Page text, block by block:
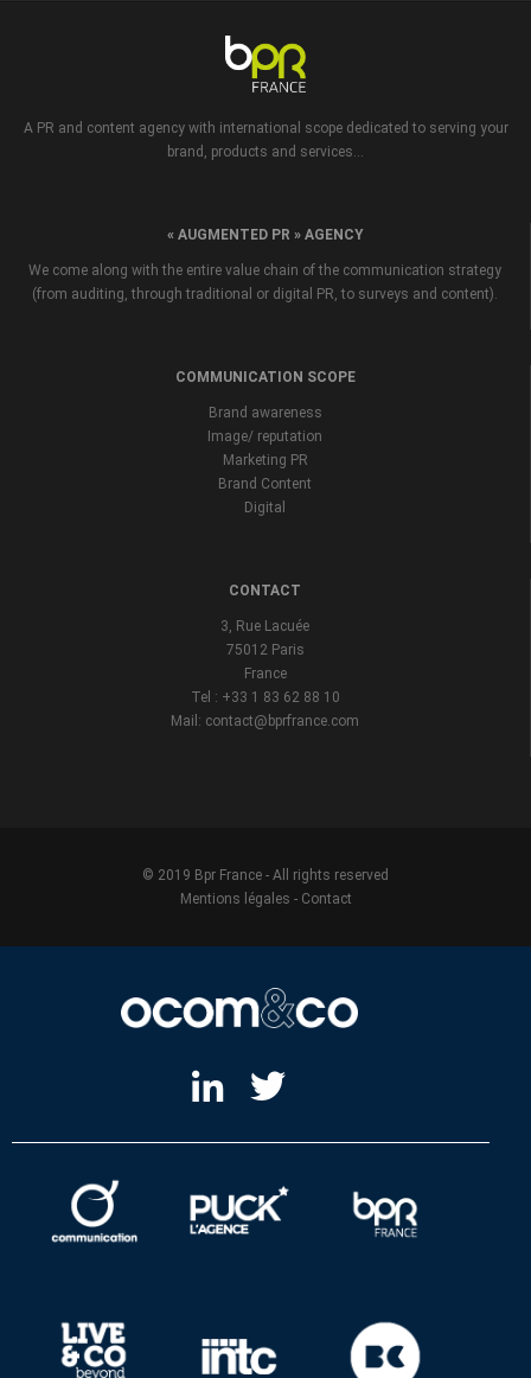
A PR and content agency with international scope dedicated to serving your
brand, products and services...
« AUGMENTED PR » AGENCY
We come along with the entire value chain of the communication strategy
(from auditing, through traditional or digital PR, to surveys and content).
COMMUNICATION SCOPE
Brand awareness
Image/ reputation
Marketing PR
Brand Content
Digital
CONTACT
3, Rue Lacuée
75012 Paris
France
Tel : +33 1 83 62 88 10
Mail: contact@bprfrance.com
© 2019 Bpr France - All rights reserved
Mentions légales - Contact